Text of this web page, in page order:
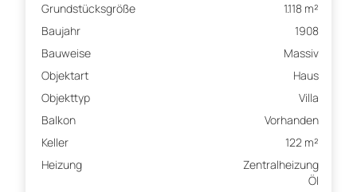
Grundstücksgröße
1.118 m²
Baujahr
1908
Bauweise
Massiv
Objektart
Haus
Objekttyp
Villa
Balkon
Vorhanden
Keller
122 m²
Heizung
Zentralheizung
Öl